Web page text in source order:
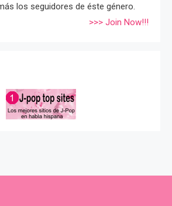
los seguidores de éste género.
>>> Join Now!!!